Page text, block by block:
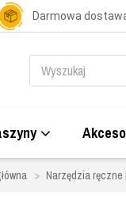
Darmowa
Narzędzia ręczne